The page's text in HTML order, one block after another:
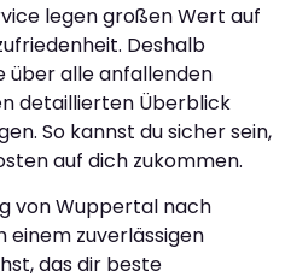
legen großen Wert auf
Deshalb
über alle anfallenden
detaillierten Überblick
So kannst du sicher sein,
auf dich zukommen.
von Wuppertal nach
einem zuverlässigen
das dir beste